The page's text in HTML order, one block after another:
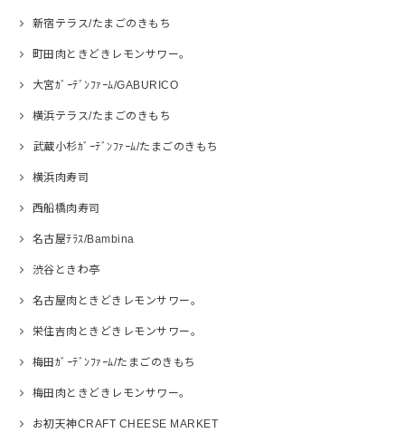
新宿テラス/たまごのきもち
町田肉ときどきレモンサワー。
大宮ｶﾞｰﾃﾞﾝﾌｧｰﾑ/GABURICO
横浜テラス/たまごのきもち
武蔵小杉ｶﾞｰﾃﾞﾝﾌｧｰﾑ/たまごのきもち
横浜肉寿司
西船橋肉寿司
名古屋ﾃﾗｽ/Bambina
渋谷ときわ亭
名古屋肉ときどきレモンサワー。
栄住吉肉ときどきレモンサワー。
梅田ｶﾞｰﾃﾞﾝﾌｧｰﾑ/たまごのきもち
梅田肉ときどきレモンサワー。
お初天神CRAFT CHEESE MARKET